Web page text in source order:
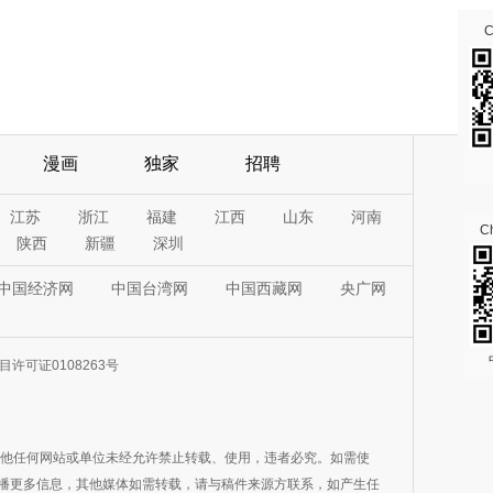
漫画 独家 招聘
江苏 浙江 福建 江西 山东
河南
陕西 新疆 深圳
国经济网 中国台湾网 中国西藏网
央广网
许可证0108263号
任何网站或单位未经允许禁止转载、使用，违者必究。如需使
多信息，其他媒体如需转载，请与稿件来源方联系，如产生任